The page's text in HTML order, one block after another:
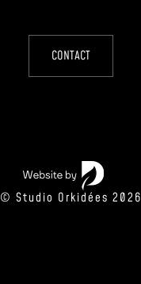
CONTACT
© Studio Orkidées 2026